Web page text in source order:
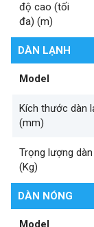
độ cao (tối
đa) (m)
DÀN LẠNH
Model
Kích thước dàn
(mm)
Trọng lượng dàn
(Kg)
DÀN NÓNG
Model